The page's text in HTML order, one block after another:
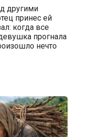
другими
принес ей
когда все
прогнала
нечто